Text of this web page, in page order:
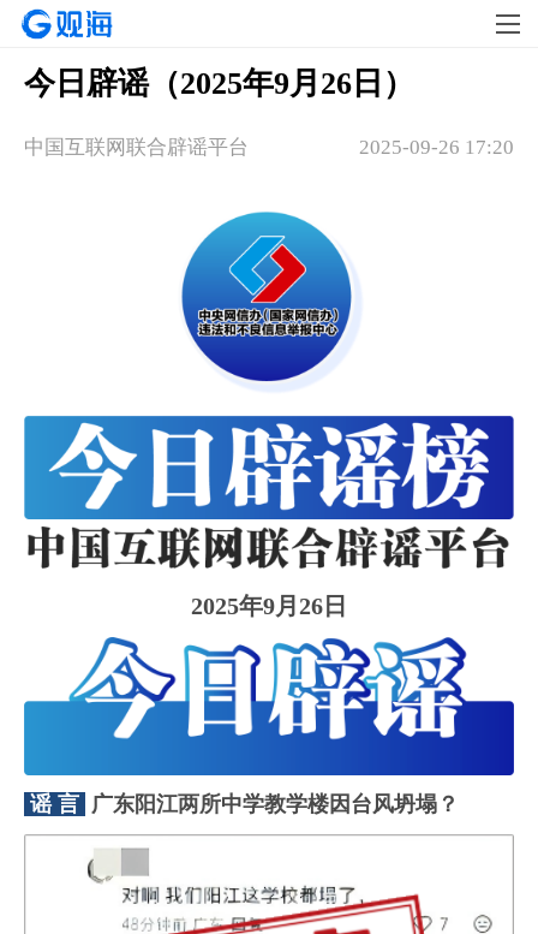
今日辟谣（2025年9月26日）
2025-09-26 17:20
中国互联网联合辟谣平台
2025年9月26日
谣 言 广东阳江两所中学教学楼因台风坍塌？